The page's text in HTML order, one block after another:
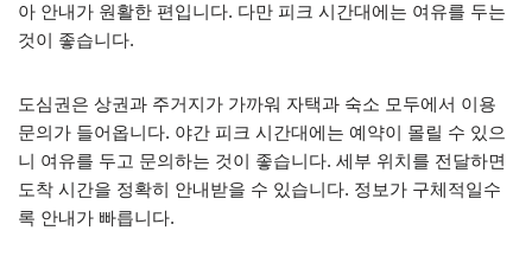
아 안내가 원활한 편입니다. 다만 피크 시간대에는 여유를 두는
것이 좋습니다.
도심권은 상권과 주거지가 가까워 자택과 숙소 모두에서 이용
문의가 들어옵니다. 야간 피크 시간대에는 예약이 몰릴 수 있으
니 여유를 두고 문의하는 것이 좋습니다. 세부 위치를 전달하면
도착 시간을 정확히 안내받을 수 있습니다. 정보가 구체적일수
록 안내가 빠릅니다.